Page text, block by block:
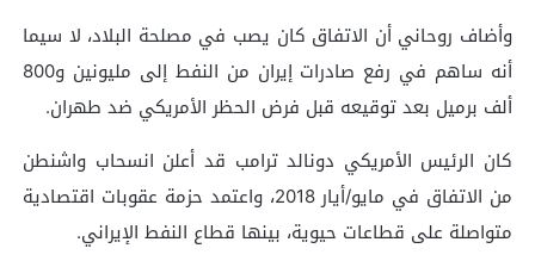
وأضاف روحاني أن الاتفاق كان يصب في مصلحة البلاد، لا سيما
أنه ساهم في رفع صادرات إيران من النفط إلى مليونين و800
ألف برميل بعد توقيعه قبل فرض الحظر الأمريكي ضد طهران.
كان الرئيس الأمريكي دونالد ترامب قد أعلن انسحاب واشنطن
من الاتفاق في مايو/أيار 2018، واعتمد حزمة عقوبات اقتصادية
متواصلة على قطاعات حيوية، بينها قطاع النفط الإيراني.